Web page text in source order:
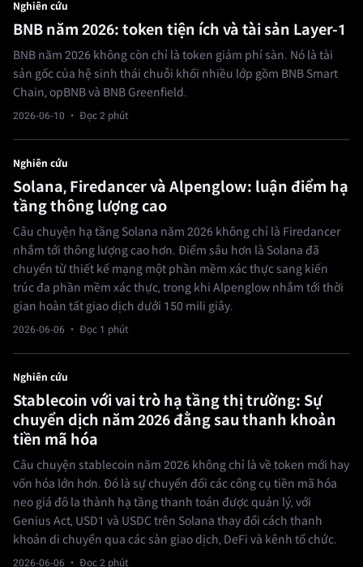
Nghiên cứu
BNB năm 2026: token tiện ích và tài sản Layer-1
BNB năm 2026 không còn chỉ là token giảm phí sàn. Nó là tài
sản gốc của hệ sinh thái chuỗi khối nhiều lớp gồm BNB Smart
Chain, opBNB và BNB Greenfield.
2026-06-10 · Đọc 2 phút
Nghiên cứu
Solana, Firedancer và Alpenglow: luận điểm hạ
tầng thông lượng cao
Câu chuyện hạ tầng Solana năm 2026 không chỉ là Firedancer
nhắm tới thông lượng cao hơn. Điểm sâu hơn là Solana đã
chuyển từ thiết kế mạng một phần mềm xác thực sang kiến
trúc đa phần mềm xác thực, trong khi Alpenglow nhắm tới thời
gian hoàn tất giao dịch dưới 150 mili giây.
2026-06-06 · Đọc 1 phút
Nghiên cứu
Stablecoin với vai trò hạ tầng thị trường: Sự
chuyển dịch năm 2026 đằng sau thanh khoản
tiền mã hóa
Câu chuyện stablecoin năm 2026 không chỉ là về token mới hay
vốn hóa lớn hơn. Đó là sự chuyển đổi các công cụ tiền mã hóa
neo giá đô la thành hạ tầng thanh toán được quản lý, với
Genius Act, USD1 và USDC trên Solana thay đổi cách thanh
khoản di chuyển qua các sàn giao dịch, DeFi và kênh tổ chức.
2026-06-06 · Đọc 2 phút